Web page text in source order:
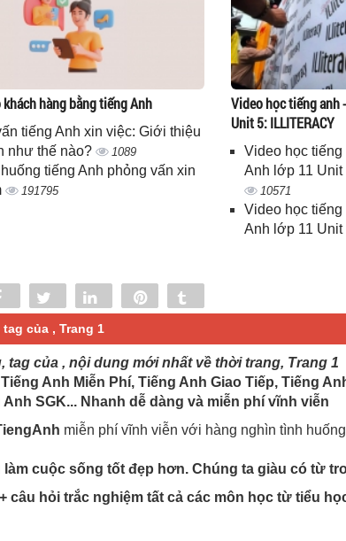
khách hàng bằng tiếng Anh
tiếng Anh xin việc: Giới thiệu
như thế nào?
1089
tiếng Anh phỏng vấn xin
191795
Video học tiếng anh
Unit 5: ILLITERACY
Video học
Anh lớp 11 Unit
10571
Video học
Anh lớp 11
Share Tweet Share
của , Trang 1
tag của , nội dung mới nhất về thời trang, Trang 1
Anh Miễn Phí, Tiếng Anh Giao Tiếp, Tiếng
Anh SGK... Nhanh dễ dàng và miễn phí vĩnh viễn
miễn phí vĩnh viễn với hàng nghìn tình
làm cuộc sống tốt đẹp hơn. Chúng ta giàu có từ
câu hỏi trắc nghiệm tất cả các môn học từ tiểu